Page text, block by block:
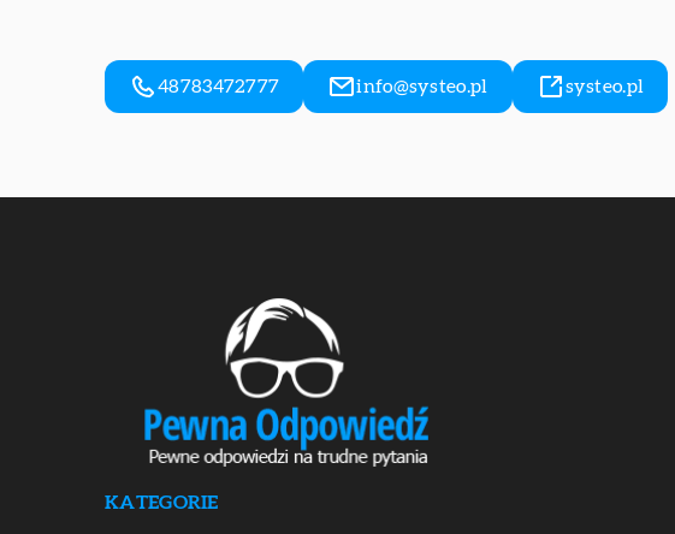
48783472777 info@systeo.pl systeo.pl
KATEGORIE